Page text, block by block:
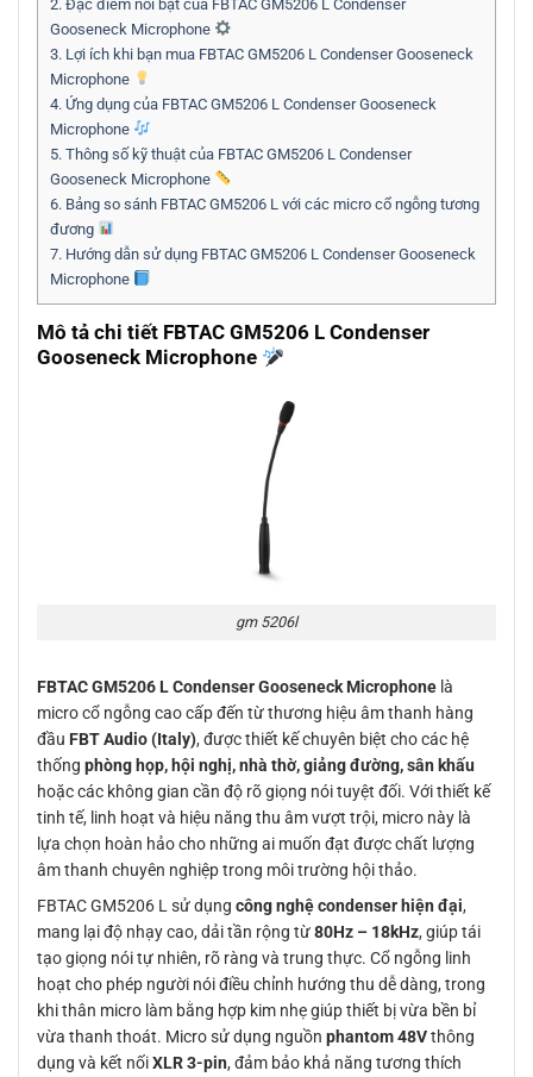
2. Đặc điểm nổi bật của FBTAC GM5206 L Condenser
Gooseneck Microphone
3. Lợi ích khi bạn mua FBTAC GM5206 L Condenser Gooseneck
Microphone
4. Ứng dụng của FBTAC GM5206 L Condenser Gooseneck
Microphone
5. Thông số kỹ thuật của FBTAC GM5206 L Condenser
Gooseneck Microphone
6. Bảng so sánh FBTAC GM5206 L với các micro cổ ngỗng tương
đương
7. Hướng dẫn sử dụng FBTAC GM5206 L Condenser Gooseneck
Microphone
Mô tả chi tiết FBTAC GM5206 L Condenser
Gooseneck Microphone
gm 5206l
FBTAC GM5206 L Condenser Gooseneck Microphone là
micro cổ ngỗng cao cấp đến từ thương hiệu âm thanh hàng
đầu FBT Audio (Italy), được thiết kế chuyên biệt cho các hệ
thống phòng họp, hội nghị, nhà thờ, giảng đường, sân khấu
hoặc các không gian cần độ rõ giọng nói tuyệt đối. Với thiết kế
tinh tế, linh hoạt và hiệu năng thu âm vượt trội, micro này là
lựa chọn hoàn hảo cho những ai muốn đạt được chất lượng
âm thanh chuyên nghiệp trong môi trường hội thảo.
FBTAC GM5206 L sử dụng công nghệ condenser hiện đại,
mang lại độ nhạy cao, dải tần rộng từ80Hz – 18kHz, giúp tái
tạo giọng nói tự nhiên, rõ ràng và trung thực. Cổ ngỗng linh
hoạt cho phép người nói điều chỉnh hướng thu dễ dàng, trong
khi thân micro làm bằng hợp kim nhẹ giúp thiết bị vừa bền bỉ
vừa thanh thoát. Micro sử dụng nguồn phantom 48Vthông
dụng và kết nốiXLR 3-pin, đảm bảo khả năng tương thích